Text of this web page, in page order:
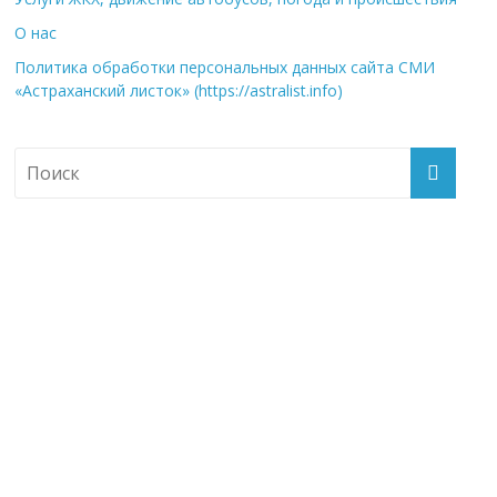
О нас
Политика обработки персональных данных сайта СМИ
«Астраханский листок» (https://astralist.info)